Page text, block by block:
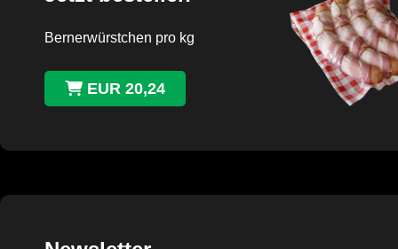
Bernerwürstchen pro kg
EUR 20,24